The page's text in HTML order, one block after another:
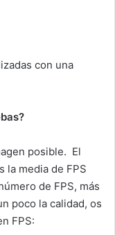
con una
posible. El
la media de FPS
de FPS, más
poco la calidad, os
FPS: